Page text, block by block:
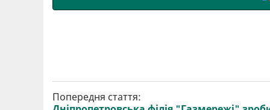
Попередня стаття: